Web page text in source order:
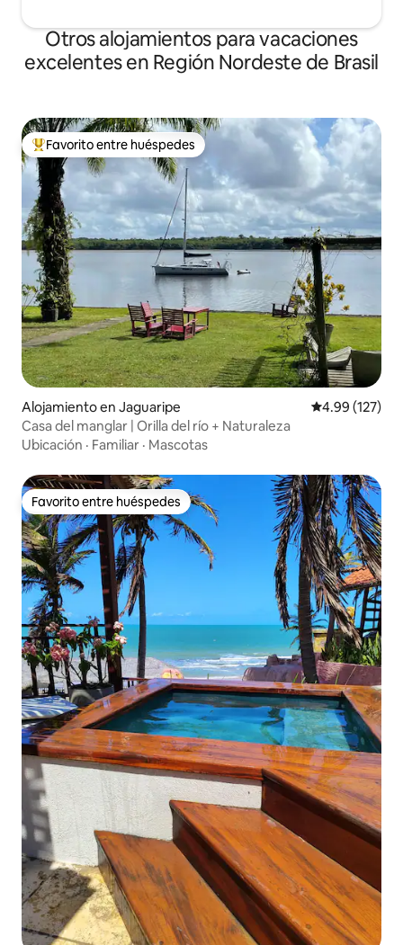
Otros alojamientos para vacaciones
excelentes en Región Nordeste de Brasil
Favorito entre huéspedes preferido
Favorito entre huéspedes
Alojamiento en Jaguaripe Calificación
4.99 (127)
Casa del manglar | Orilla del río + Naturaleza
Ubicación · Familiar · Mascotas
Favorito entre huéspedes
Favorito entre huéspedes